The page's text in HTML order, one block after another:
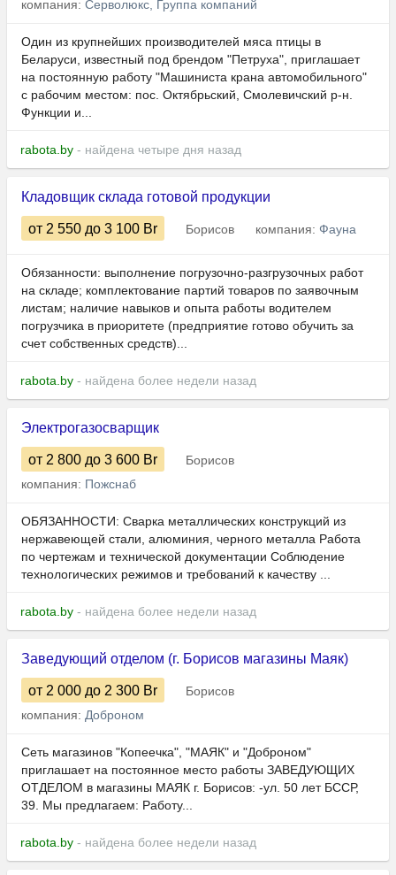
компания: Серволюкс, Группа компаний
Один из крупнейших производителей мяса птицы в
Беларуси, известный под брендом "Петруха", приглашает
на постоянную работу "Машиниста крана автомобильного"
с рабочим местом: пос. Октябрьский, Смолевичский р-н.
Функции и...
rabota.by - найдена четыре дня назад
Кладовщик склада готовой продукции
от 2 550 до 3 100 Br Борисов компания: Фауна
Обязанности: выполнение погрузочно-разгрузочных работ
на складе; комплектование партий товаров по заявочным
листам; наличие навыков и опыта работы водителем
погрузчика в приоритете (предприятие готово обучить за
счет собственных средств)...
rabota.by - найдена более недели назад
Электрогазосварщик
от 2 800 до 3 600 Br
Борисов
компания: Пожснаб
ОБЯЗАННОСТИ: Сварка металлических конструкций из
нержавеющей стали, алюминия, черного металла Работа
по чертежам и технической документации Соблюдение
технологических режимов и требований к качеству ...
rabota.by - найдена более недели назад
Заведующий отделом (г. Борисов магазины Маяк)
от 2 000 до 2 300 Br
Борисов
компания: Доброном
Сеть магазинов "Копеечка", "МАЯК" и "Доброном"
приглашает на постоянное место работы ЗАВЕДУЮЩИХ
ОТДЕЛОМ в магазины МАЯК г. Борисов: -ул. 50 лет БССР,
39. Мы предлагаем: Работу...
rabota.by - найдена более недели назад